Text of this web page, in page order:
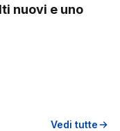
nuovi e uno
Vedi tutte